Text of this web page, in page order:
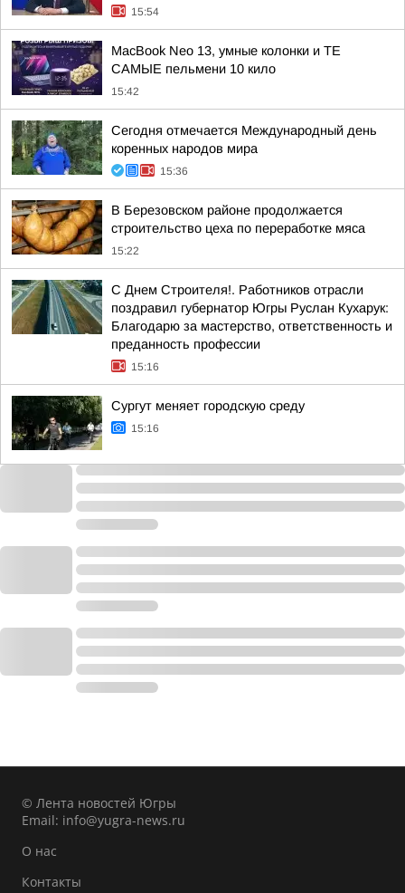
15:54
MacBook Neo 13, умные колонки и ТЕ
САМЫЕ пельмени 10 кило
15:42
Сегодня отмечается Международный день
коренных народов мира
15:36
В Березовском районе продолжается
строительство цеха по переработке мяса
15:22
С Днем Строителя!. Работников отрасли
поздравил губернатор Югры Руслан Кухарук:
Благодарю за мастерство, ответственность и
преданность профессии
15:16
Сургут меняет городскую среду
15:16
© Лента новостей Югры
Email: info@yugra-news.ru
О нас
Контакты